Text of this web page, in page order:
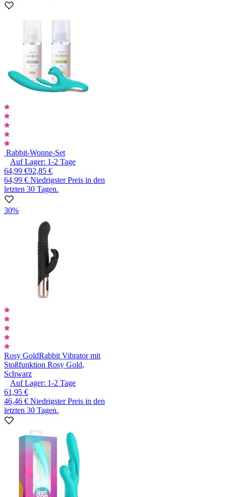
Rabbit-Wonne-Set
Auf Lager: 1-2 Tage
64,99 €92,85 €
64,99 € Niedrigster Preis in den
letzten 30 Tagen.
30%
Rosy GoldRabbit Vibrator mit
Stoßfunktion Rosy Gold,
Schwarz
Auf Lager: 1-2 Tage
61,95 €
46,46 € Niedrigster Preis in den
letzten 30 Tagen.